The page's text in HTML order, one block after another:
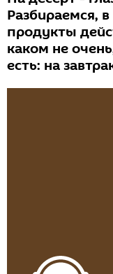
Разбираемся,
продукты
каком не
есть: на